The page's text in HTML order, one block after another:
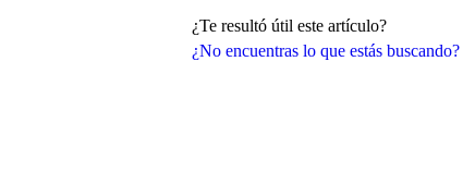
¿No encuentras lo que estás buscando?
¿Te resultó útil este artículo?